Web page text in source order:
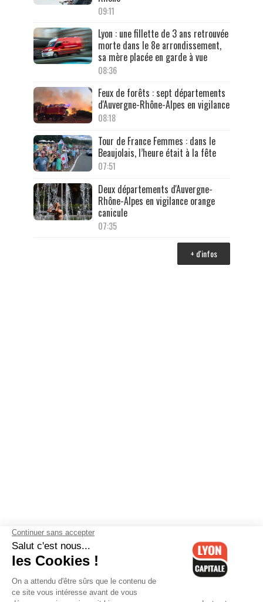
09:11
Lyon : une fillette de 3 ans retrouvée
morte dans le 8e arrondissement,
sa mère placée en garde à vue
08:36
Feux de forêts : sept départements
d'Auvergne-Rhône-Alpes en vigilance
08:18
Tour de France Femmes : dans le
Beaujolais, l’heure était à la fête
07:51
Deux départements d'Auvergne-
Rhône-Alpes en vigilance orange
canicule
07:35
+ d'infos